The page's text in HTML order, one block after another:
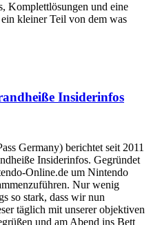
Komplettlösungen und eine
kleiner Teil von dem was
Insiderinfos
Germany) berichtet seit 2011
Insiderinfos. Gegründet
Online.de um Nintendo
Nur wenig
so stark, dass wir nun
täglich mit unserer objektiven
und am Abend ins Bett